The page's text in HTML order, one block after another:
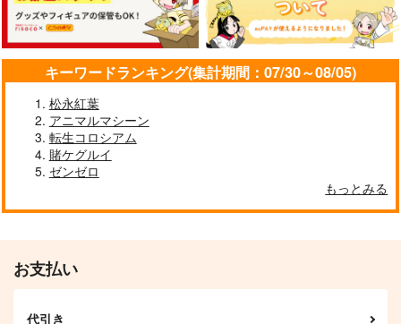
森倉円「名前のない
星」絵師100人
展 16 大阪展 前売り券
産経新聞社
オリジナル
カート
キーワードランキング(集計期間：07/30～08/05)
松永紅葉
アニマルマシーン
転生コロシアム
賭ケグルイ
ゼンゼロ
もっとみる
お支払い
代引き